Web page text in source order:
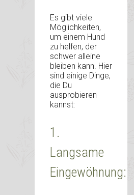
Es gibt viele
Möglichkeiten,
um einem Hund
zu helfen, der
schwer alleine
bleiben kann. Hier
sind einige Dinge,
die Du
ausprobieren
kannst:
1.
Langsame
Eingewöhnung: